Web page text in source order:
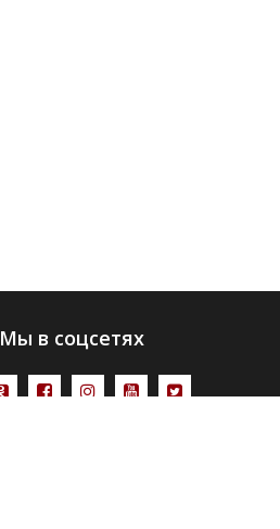
Мы в соцсетях